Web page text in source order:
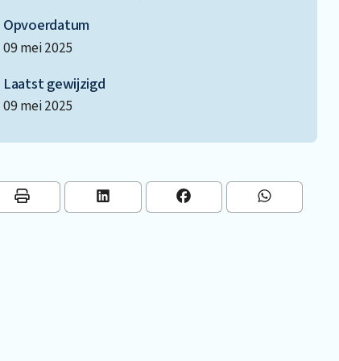
Opvoerdatum
09 mei 2025
Laatst gewijzigd
09 mei 2025